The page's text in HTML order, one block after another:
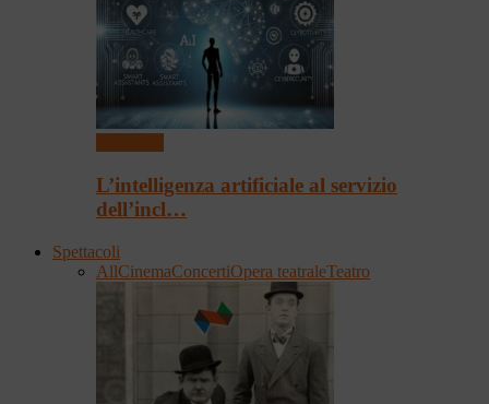
L’intelligenza artificiale al servizio
dell’incl…
Spettacoli
AllCinemaConcertiOpera teatraleTeatro